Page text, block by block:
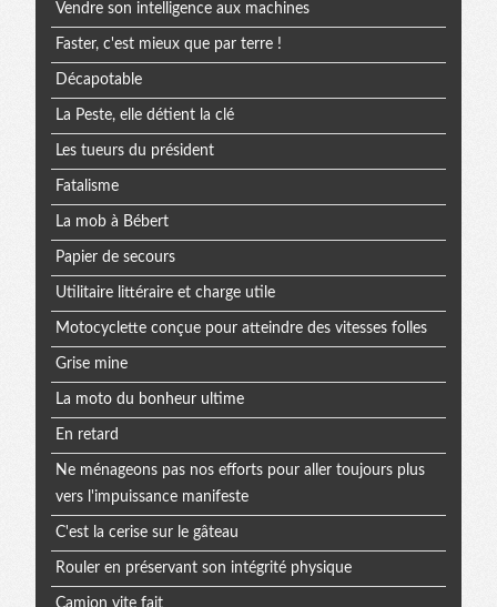
Vendre son intelligence aux machines
Faster, c'est mieux que par terre !
Décapotable
La Peste, elle détient la clé
Les tueurs du président
Fatalisme
La mob à Bébert
Papier de secours
Utilitaire littéraire et charge utile
Motocyclette conçue pour atteindre des vitesses folles
Grise mine
La moto du bonheur ultime
En retard
Ne ménageons pas nos efforts pour aller toujours plus
vers l'impuissance manifeste
C'est la cerise sur le gâteau
Rouler en préservant son intégrité physique